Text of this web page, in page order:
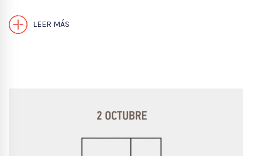
LEER MÁS